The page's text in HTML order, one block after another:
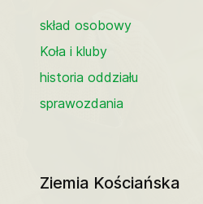
skład osobowy
Koła i kluby
historia oddziału
sprawozdania
Ziemia Kościańska